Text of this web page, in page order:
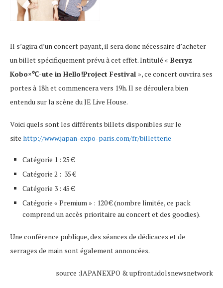
Il s’agira d’un concert payant, il sera donc nécessaire d’acheter
un billet spécifiquement prévu à cet effet. Intitulé « Berryz
Kobo×℃-ute in Hello!Project Festival », ce concert ouvrira ses
portes à 18h et commencera vers 19h. Il se déroulera bien
entendu sur la scène du JE Live House.
Voici quels sont les différents billets disponibles sur le
site http://www.japan-expo-paris.com/fr/billetterie
Catégorie 1 : 25 €
Catégorie 2 : 35 €
Catégorie 3 : 45 €
Catégorie « Premium » : 120 € (nombre limitée, ce pack
comprend un accès prioritaire au concert et des goodies).
Une conférence publique, des séances de dédicaces et de
serrages de main sont également annoncées.
source :JAPANEXPO & upfront.idolsnewsnetwork